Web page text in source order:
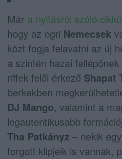
Már a nyitásról szóló
hogy az egri Nemecsek
közt fogja felavatni az új
a szintén hazai
riffek felől érkező Shapat
berkekben
DJ Mango, valamint a
legautentikusabb
Tha Patkányz – nekik
forgott klipjeik is vannak,